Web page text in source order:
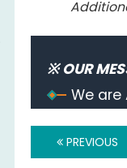
※ OUR
We are
PREVIOUS